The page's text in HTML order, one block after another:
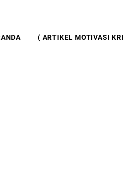
( ARTIKEL MOTIVASI